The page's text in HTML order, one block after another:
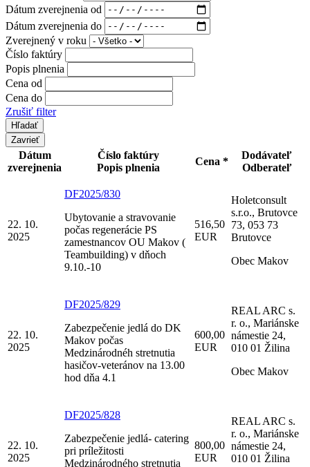
Dátum zverejnenia od
Dátum zverejnenia do
Zverejnený v roku
Číslo faktúry
Popis plnenia
Cena od
Cena do
Zrušiť filter
Zavrieť
Dátum
zverejnenia
Číslo faktúry
Popis plnenia
Cena *
Dodávateľ
Odberateľ
22. 10.
2025
DF2025/830
Ubytovanie a stravovanie
počas regenerácie PS
zamestnancov OU Makov (
Teambuilding) v dňoch
9.10.-10
516,50
EUR
Holetconsult
s.r.o., Brutovce
73, 053 73
Brutovce
Obec Makov
22. 10.
2025
DF2025/829
Zabezpečenie jedlá do DK
Makov počas
Medzinárodnéh stretnutia
hasičov-veteránov na 13.00
hod dňa 4.1
600,00
EUR
REAL ARC s.
r. o., Mariánske
námestie 24,
010 01 Žilina
Obec Makov
22. 10.
2025
DF2025/828
Zabezpečenie jedlá- catering
pri príležitosti
Medzinárodného stretnutia
800,00
EUR
REAL ARC s.
r. o., Mariánske
námestie 24,
010 01 Žilina